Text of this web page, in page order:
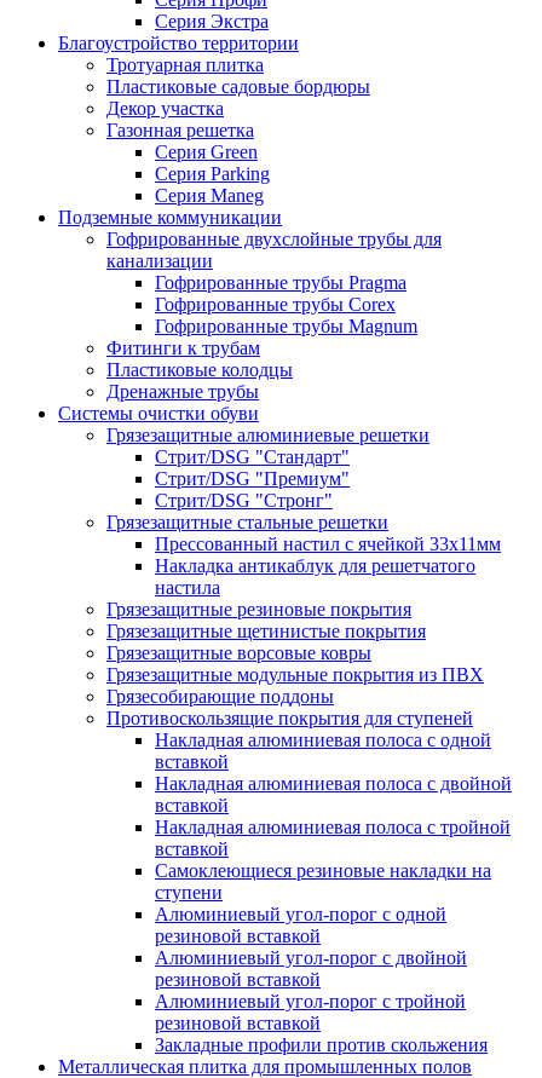
Серия Экстра
Благоустройство территории
Тротуарная плитка
Пластиковые садовые бордюры
Декор участка
Газонная решетка
Серия Green
Серия Parking
Серия Maneg
Подземные коммуникации
Гофрированные двухслойные трубы для
канализации
Гофрированные трубы Pragma
Гофрированные трубы Corex
Гофрированные трубы Magnum
Фитинги к трубам
Пластиковые колодцы
Дренажные трубы
Системы очистки обуви
Грязезащитные алюминиевые решетки
Стрит/DSG "Стандарт"
Стрит/DSG "Премиум"
Стрит/DSG "Стронг"
Грязезащитные стальные решетки
Прессованный настил с ячейкой 33х11мм
Накладка антикаблук для решетчатого
настила
Грязезащитные резиновые покрытия
Грязезащитные щетинистые покрытия
Грязезащитные ворсовые ковры
Грязезащитные модульные покрытия из ПВХ
Грязесобирающие поддоны
Противоскользящие покрытия для ступеней
Накладная алюминиевая полоса с одной
вставкой
Накладная алюминиевая полоса с двойной
вставкой
Накладная алюминиевая полоса с тройной
вставкой
Самоклеющиеся резиновые накладки на
ступени
Алюминиевый угол-порог с одной
резиновой вставкой
Алюминиевый угол-порог с двойной
резиновой вставкой
Алюминиевый угол-порог с тройной
резиновой вставкой
Закладные профили против скольжения
Металлическая плитка для промышленных полов